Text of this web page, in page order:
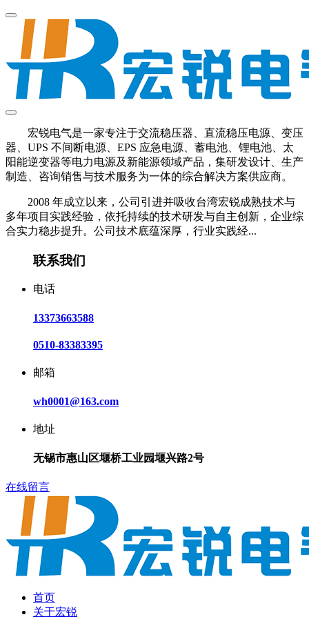
宏锐电气是一家专注于交流稳压器、直流稳压电源、变压
器、UPS 不间断电源、EPS 应急电源、蓄电池、锂电池、太
阳能逆变器等电力电源及新能源领域产品，集研发设计、生产
制造、咨询销售与技术服务为一体的综合解决方案供应商。
2008 年成立以来，公司引进并吸收台湾宏锐成熟技术与
多年项目实践经验，依托持续的技术研发与自主创新，企业综
合实力稳步提升。公司技术底蕴深厚，行业实践经...
联系我们
电话
13373663588
0510-83383395
邮箱
wh0001@163.com
地址
无锡市惠山区堰桥工业园堰兴路2号
在线留言
首页
关于宏锐